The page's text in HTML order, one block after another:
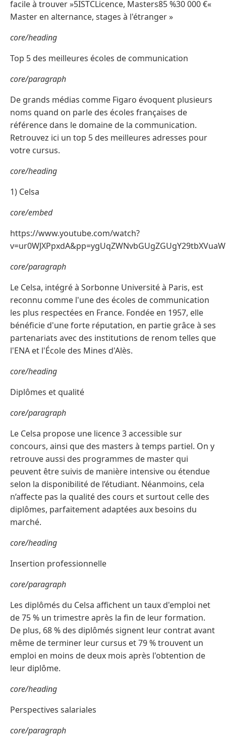
facile à trouver »5ISTCLicence, Masters85 %30 000 €«
Master en alternance, stages à l'étranger »
core/heading
Top 5 des meilleures écoles de communication
core/paragraph
De grands médias comme Figaro évoquent plusieurs
noms quand on parle des écoles françaises de
référence dans le domaine de la communication.
Retrouvez ici un top 5 des meilleures adresses pour
votre cursus.
core/heading
1) Celsa
core/embed
https://www.youtube.com/watch?
core/paragraph
Le Celsa, intégré à Sorbonne Université à Paris, est
reconnu comme l'une des écoles de communication
les plus respectées en France. Fondée en 1957, elle
bénéficie d'une forte réputation, en partie grâce à ses
partenariats avec des institutions de renom telles que
l'ENA et l'École des Mines d'Alès.
core/heading
Diplômes et qualité
core/paragraph
Le Celsa propose une licence 3 accessible sur
concours, ainsi que des masters à temps partiel. On y
retrouve aussi des programmes de master qui
peuvent être suivis de manière intensive ou étendue
selon la disponibilité de l’étudiant. Néanmoins, cela
n’affecte pas la qualité des cours et surtout celle des
diplômes, parfaitement adaptées aux besoins du
marché.
core/heading
Insertion professionnelle
core/paragraph
Les diplômés du Celsa affichent un taux d'emploi net
de 75 % un trimestre après la fin de leur formation.
De plus, 68 % des diplômés signent leur contrat avant
même de terminer leur cursus et 79 % trouvent un
emploi en moins de deux mois après l'obtention de
leur diplôme.
core/heading
Perspectives salariales
core/paragraph